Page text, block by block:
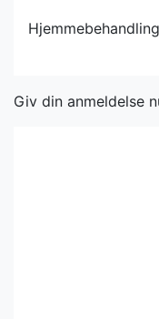
Hjemmebehandling
Giv din anmeldelse